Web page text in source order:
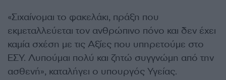
«Σιχαίνομαι το φακελάκι, πράξη που
εκμεταλλεύεται τον ανθρώπινο πόνο και δεν έχει
καμία σχέση με τις Αξίες που υπηρετούμε στο
ΕΣΥ. Λυπούμαι πολύ και ζητώ συγγνώμη από την
ασθενή», καταλήγει ο υπουργός Υγείας.